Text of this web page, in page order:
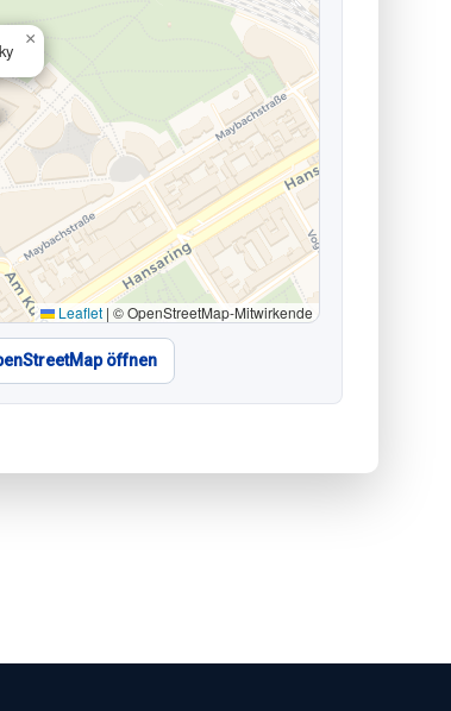
×
Leaflet | © OpenStreetMap-Mitwirkende
öffnen